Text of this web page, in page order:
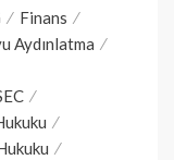
Finans
Aydınlatma